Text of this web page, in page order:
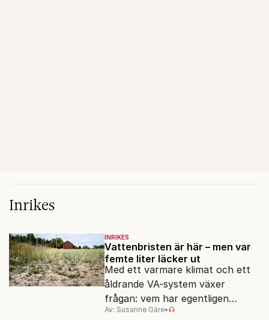
Inrikes
INRIKES
Vattenbristen är här – men var
femte liter läcker ut
Med ett varmare klimat och ett
åldrande VA-system växer
frågan: vem har egentligen
ansvar för Sveriges
Av: Susanne Gäre•